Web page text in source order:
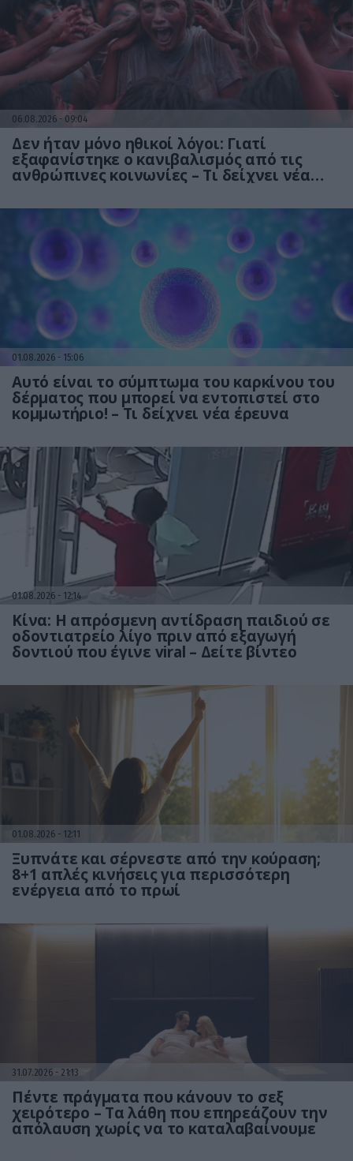
06.08.2026 09:04
Δεν ήταν μόνο ηθικοί λόγοι: Γιατί
εξαφανίστηκε ο κανιβαλισμός από τις
ανθρώπινες κοινωνίες – Τι δείχνει νέα
01.08.2026 15:06
Αυτό είναι το σύμπτωμα του καρκίνου του
δέρματος που μπορεί να εντοπιστεί στο
κομμωτήριο! – Τι δείχνει νέα έρευνα
01.08.2026 12:14
Κίνα: Η απρόσμενη αντίδραση παιδιού σε
οδοντιατρείο λίγο πριν από εξαγωγή
δοντιού που έγινε viral – Δείτε βίντεο
01.08.2026 12:11
Ξυπνάτε και σέρνεστε από την κούραση;
8+1 απλές κινήσεις για περισσότερη
ενέργεια από το πρωί
31.07.2026 21:13
Πέντε πράγματα που κάνουν το σεξ
χειρότερο – Τα λάθη που επηρεάζουν την
απόλαυση χωρίς να το καταλαβαίνουμε